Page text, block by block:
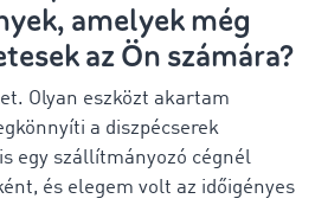
amelyek még
az Ön számára?
Olyan eszközt akartam
a diszpécserek
egy szállítmányozó cégnél
és elegem volt az időigényes